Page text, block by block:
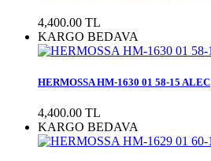
4,400.00 TL
KARGO BEDAVA
HERMOSSA HM-1630 01 58-15 ALEC
4,400.00 TL
KARGO BEDAVA